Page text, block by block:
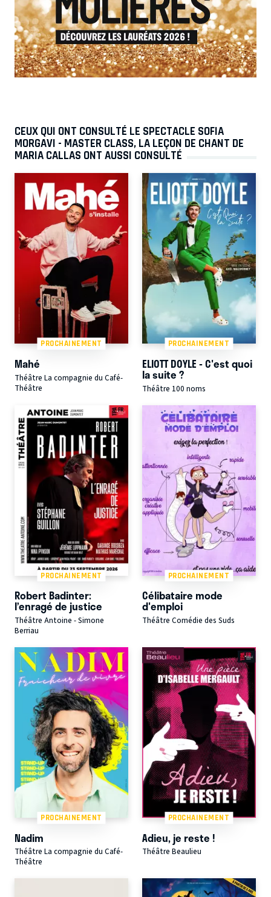
CEUX QUI ONT CONSULTÉ LE SPECTACLE SOFIA
MORGAVI - MASTER CLASS, LA LEÇON DE CHANT DE
MARIA CALLAS ONT AUSSI CONSULTÉ
PROCHAINEMENT
Mahé
Théâtre La compagnie du Café-
Théâtre
PROCHAINEMENT
ELIOTT DOYLE - C'est quoi
la suite ?
Théâtre 100 noms
PROCHAINEMENT
Robert Badinter:
l’enragé de justice
Théâtre Antoine - Simone
Berriau
PROCHAINEMENT
Célibataire mode
d'emploi
Théâtre Comédie des Suds
PROCHAINEMENT
Nadim
Théâtre La compagnie du Café-
Théâtre
PROCHAINEMENT
Adieu, je reste !
Théâtre Beaulieu